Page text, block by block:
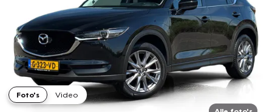
Foto's
Video